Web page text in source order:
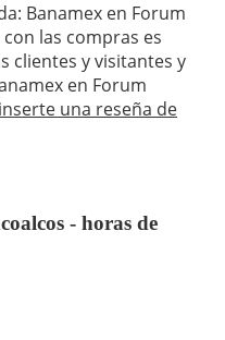
Banamex en Forum
las compras es
clientes y visitantes y
en Forum
inserte una reseña de
- horas de